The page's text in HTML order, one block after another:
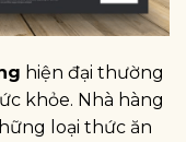
hiện đại thường
khỏe. Nhà hàng
loại thức ăn